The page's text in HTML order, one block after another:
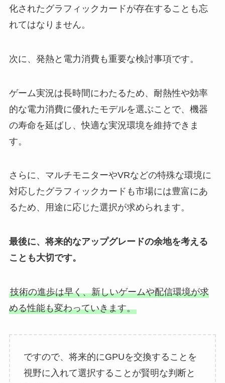
化されたグラフィックカードが存在することも忘
れてはなりません。
次に、発熱と電力消費も重要な検討事項です。
ゲーム実況は長時間にわたるため、耐熱性や効率
的な電力消費に優れたモデルを選ぶことで、機器
の寿命を延ばし、快適な実況環境を維持できま
す。
さらに、マルチモニターやVRなどの特殊な環境に
対応したグラフィックカードも市場には豊富にあ
るため、用途に応じた選択が求められます。
最後に、将来的なアップグレードの余地を考える
ことも大切です。
技術の進歩は早く、新しいゲームや配信環境が求
める性能も変わっていきます。
ですので、将来的にGPUを交換することを
視野に入れて選択することが賢明な判断と